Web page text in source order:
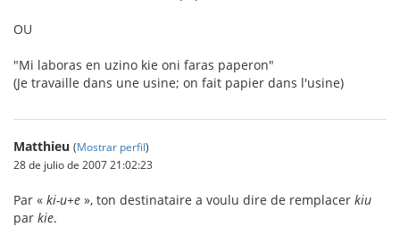
OU
"Mi laboras en uzino kie oni faras paperon"
(Je travaille dans une usine; on fait papier dans l'usine)
Matthieu (Mostrar perfil)
28 de julio de 2007 21:02:23
Par « ki-u+e », ton destinataire a voulu dire de remplacer kiu
par kie.